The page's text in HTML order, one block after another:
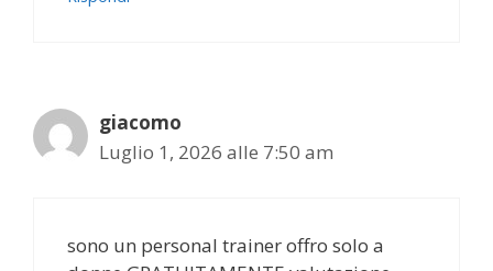
giacomo
Luglio 1, 2026 alle 7:50 am
sono un personal trainer offro solo a